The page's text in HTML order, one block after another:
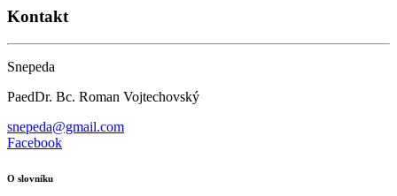
Kontakt
Snepeda
PaedDr. Bc. Roman Vojtechovský
snepeda@gmail.com
Facebook
O slovníku